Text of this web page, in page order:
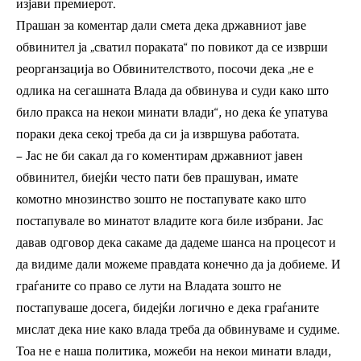
изјави премиерот.
Прашан за коментар дали смета дека државниот јаве
обвинител ја „сватил пораката“ по повикот да се изврши
реорганзација во Обвинителството, посочи дека „не е
одлика на сегашната Влада да обвинува и суди како што
било пракса на некои минати влади“, но дека ќе упатува
пораки дека секој треба да си ја извршува работата.
– Јас не би сакал да го коментирам државниот јавен
обвинител, биејќи често пати бев прашуван, имате
комотно мнозинство зошто не постапувате како што
постапувале во минатот владите кога биле избрани. Јас
давав одговор дека сакаме да дадеме шанса на процесот и
да видиме дали можеме правдата конечно да ја добиеме. И
граѓаните со право се лути на Владата зошто не
постапуваше досега, бидејќи логично е дека граѓаните
мислат дека ние како влада треба да обвинуваме и судиме.
Тоа не е наша политика, можеби на некои минати влади,